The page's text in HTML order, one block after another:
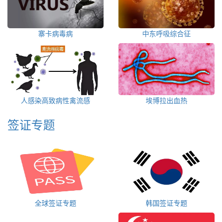
寨卡病毒病 中东呼吸综合征
人感染高致病性禽流感 埃博拉出血热
签证专题
全球签证专题 韩国签证专题